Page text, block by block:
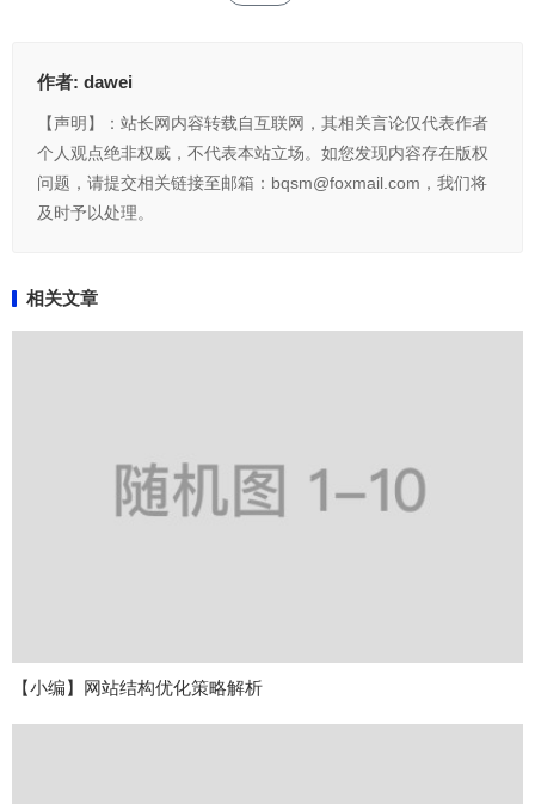
作者: dawei
【声明】：站长网内容转载自互联网，其相关言论仅代表作者
个人观点绝非权威，不代表本站立场。如您发现内容存在版权
问题，请提交相关链接至邮箱：bqsm@foxmail.com，我们将
及时予以处理。
相关文章
【小编】网站结构优化策略解析